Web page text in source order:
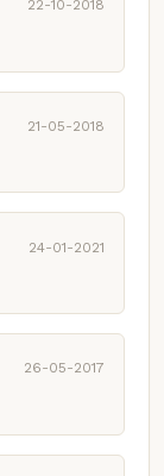
22-10-2018
21-05-2018
24-01-2021
26-05-2017